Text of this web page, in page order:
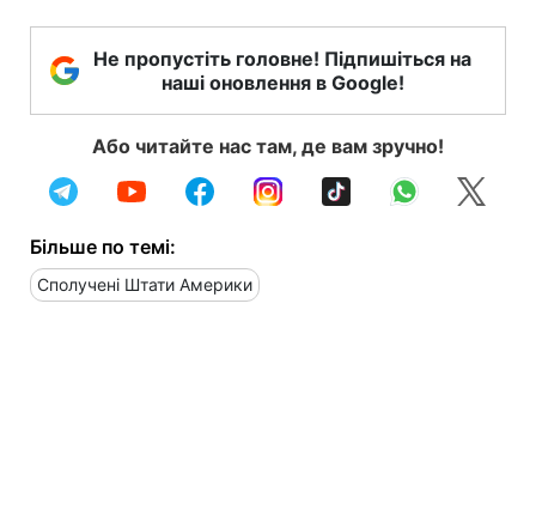
Не пропустіть головне! Підпишіться на
наші оновлення в Google!
Або читайте нас там, де вам зручно!
Більше по темі:
Сполучені Штати Америки